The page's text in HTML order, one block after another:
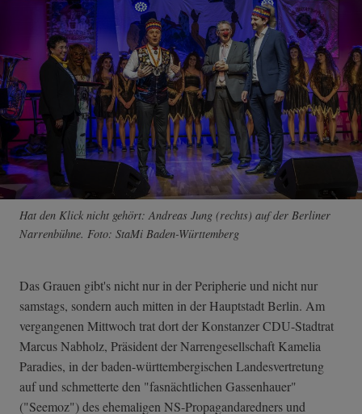
Hat den Klick nicht gehört: Andreas Jung (rechts) auf der Berliner
Narrenbühne. Foto: StaMi Baden-Württemberg
Das Grauen gibt's nicht nur in der Peripherie und nicht nur
samstags, sondern auch mitten in der Hauptstadt Berlin. Am
vergangenen Mittwoch trat dort der Konstanzer CDU-Stadtrat
Marcus Nabholz, Präsident der Narrengesellschaft Kamelia
Paradies, in der baden-württembergischen Landesvertretung
auf und schmetterte den "fasnächtlichen Gassenhauer"
("Seemoz") des ehemaligen NS-Propagandaredners und